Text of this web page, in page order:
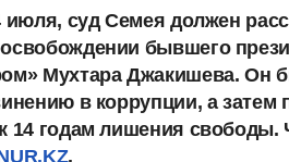
июля, суд Семея должен
бывшего
Мухтара Джакишева. Он
в коррупции, а затем
14 годам лишения свободы.
.